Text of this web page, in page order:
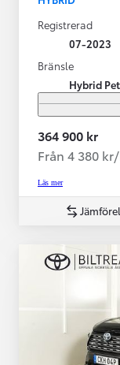
Registrerad
07-2023
Bränsle
Hybrid
364 900 kr
Från 4 380
Läs mer